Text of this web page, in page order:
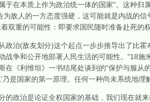
于在本质上作为政治统一体的国家"。这种
为敌人的一方态度强硬，这可能就是内战的
双重的可能性：即要求国民随时准备赴死的
治(敌友划分)这个起点一步步推导出了比霍
战争和公开地部署人民生活的可能性。"18
在《利维坦》一书结尾处谈到的"保护与服
是国家的第一原理。任何一种尚未系统地
政治是论证全权国家的基础，我们现在就来